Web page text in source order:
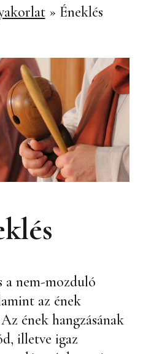
» Éneklés
a nem-mozduló
az ének
ének hangzásának
illetve igaz